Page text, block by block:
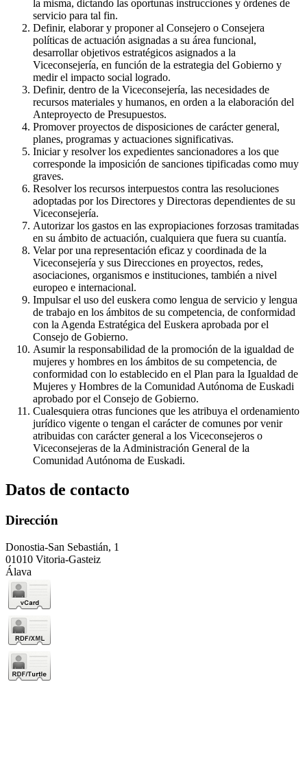
la misma, dictando las oportunas instrucciones y órdenes de
servicio para tal fin.
Definir, elaborar y proponer al Consejero o Consejera
políticas de actuación asignadas a su área funcional,
desarrollar objetivos estratégicos asignados a la
Viceconsejería, en función de la estrategia del Gobierno y
medir el impacto social logrado.
Definir, dentro de la Viceconsejería, las necesidades de
recursos materiales y humanos, en orden a la elaboración del
Anteproyecto de Presupuestos.
Promover proyectos de disposiciones de carácter general,
planes, programas y actuaciones significativas.
Iniciar y resolver los expedientes sancionadores a los que
corresponde la imposición de sanciones tipificadas como muy
graves.
Resolver los recursos interpuestos contra las resoluciones
adoptadas por los Directores y Directoras dependientes de su
Viceconsejería.
Autorizar los gastos en las expropiaciones forzosas tramitadas
en su ámbito de actuación, cualquiera que fuera su cuantía.
Velar por una representación eficaz y coordinada de la
Viceconsejería y sus Direcciones en proyectos, redes,
asociaciones, organismos e instituciones, también a nivel
europeo e internacional.
Impulsar el uso del euskera como lengua de servicio y lengua
de trabajo en los ámbitos de su competencia, de conformidad
con la Agenda Estratégica del Euskera aprobada por el
Consejo de Gobierno.
Asumir la responsabilidad de la promoción de la igualdad de
mujeres y hombres en los ámbitos de su competencia, de
conformidad con lo establecido en el Plan para la Igualdad de
Mujeres y Hombres de la Comunidad Autónoma de Euskadi
aprobado por el Consejo de Gobierno.
Cualesquiera otras funciones que les atribuya el ordenamiento
jurídico vigente o tengan el carácter de comunes por venir
atribuidas con carácter general a los Viceconsejeros o
Viceconsejeras de la Administración General de la
Comunidad Autónoma de Euskadi.
Datos de contacto
Dirección
Donostia-San Sebastián, 1
01010 Vitoria-Gasteiz
Álava